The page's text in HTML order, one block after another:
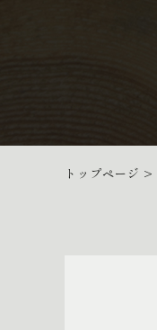
トップページ >